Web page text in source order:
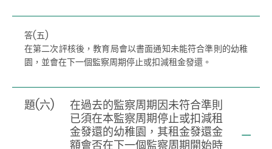
答(五)
在第二次評核後，教育局會以書面通知未能符合準則的幼稚
園，並會在下一個監察周期停止或扣減租金發還。
題(六)
在過去的監察周期因未符合準則
已須在本監察周期停止或扣減租
金發還的幼稚園，其租金發還金
額會否在下一個監察周期開始時